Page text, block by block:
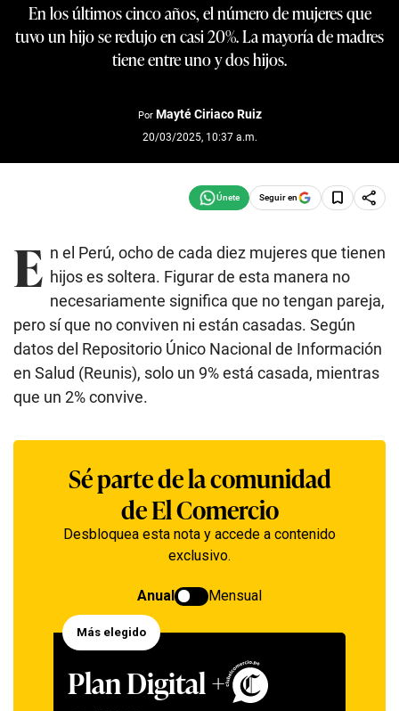
En los últimos cinco años, el número de mujeres que
tuvo un hijo se redujo en casi 20%. La mayoría de madres
tiene entre uno y dos hijos.
Por Mayté Ciriaco Ruiz
20/03/2025, 10:37 a.m.
Seguir en
E n el Perú, ocho de cada diez mujeres que tienen
hijos es soltera. Figurar de esta manera no
necesariamente significa que no tengan pareja,
pero sí que no conviven ni están casadas. Según
datos del Repositorio Único Nacional de Información
en Salud (Reunis), solo un 9% está casada, mientras
que un 2% convive.